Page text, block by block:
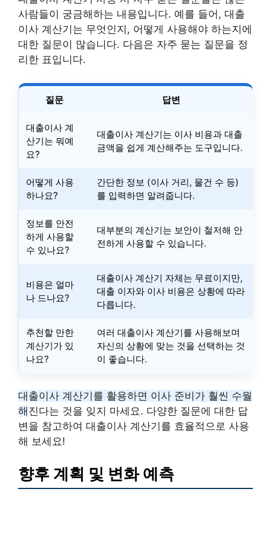
사람들이 궁금해하는 내용입니다. 예를 들어, 대출
이사 계산기는 무엇인지, 어떻게 사용해야 하는지에
대한 질문이 많습니다. 다음은 자주 묻는 질문을 정
리한 표입니다.
질문 답변
대출이사 계
산기는 뭐예
요?
대출이사 계산기는 이사 비용과 대출
금액을 쉽게 계산해주는 도구입니다.
어떻게 사용
하나요?
간단한 정보 (이사 거리, 물건 수 등)
를 입력하면 알려줍니다.
정보를 안전
하게 사용할
수 있나요?
대부분의 계산기는 보안이 철저해 안
전하게 사용할 수 있습니다.
비용은 얼마
나 드나요?
대출이사 계산기 자체는 무료이지만,
대출 이자와 이사 비용은 상황에 따라
다릅니다.
추천할 만한
계산기가 있
나요?
여러 대출이사 계산기를 사용해보며
자신의 상황에 맞는 것을 선택하는 것
이 좋습니다.
대출이사 계산기를 활용하면 이사 준비가 훨씬 수월
해 진다는 것을 잊지 마세요. 다양한 질문에 대한 답
변을 참고하여 대출이사 계산기를 효율적으로 사용
해 보세요!
향후 계획 및 변화 예측